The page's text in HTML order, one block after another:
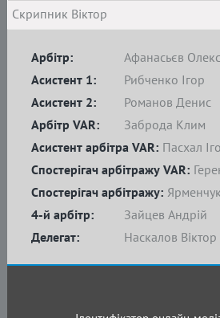
Скрипник Віктор
Арбітр:
Афанасьєв
Асистент 1:
Рибченко Ігор
Асистент 2:
Романов Денис
4-й арбітр:
Зайцев Андрій
Делегат:
Наскалов Віктор
Спостерігач арбітражу:
Арбітр VAR:
Заброда Клим
Асистент арбітра VAR: Пасхал
Спостерігач арбітражу VAR: